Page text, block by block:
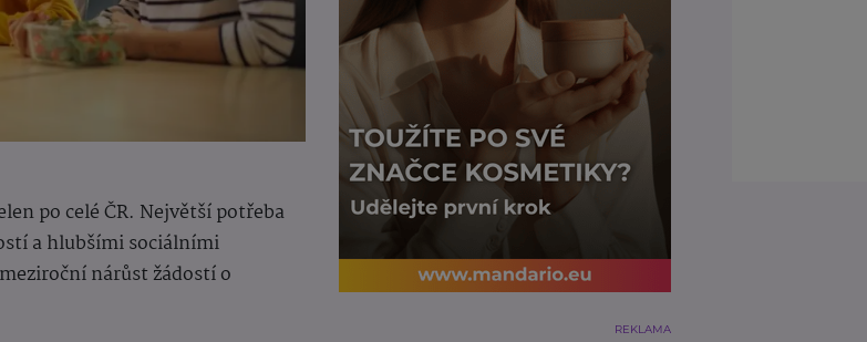
po celé ČR. Největší potřeba
a hlubšími sociálními
nárůst žádostí o
REKLAMA